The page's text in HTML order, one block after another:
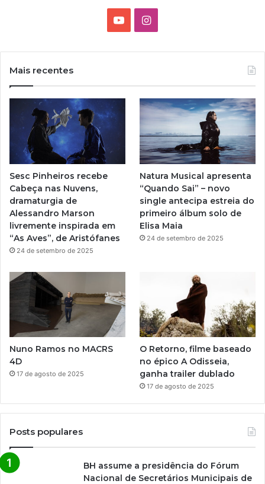
e
I
g
r
a
m
Mais recentes
Sesc Pinheiros recebe
Cabeça nas Nuvens,
dramaturgia de
Alessandro Marson
livremente inspirada em
“As Aves”, de Aristófanes
24 de setembro de 2025
Natura Musical apresenta
“Quando Sai” – novo
single antecipa estreia do
primeiro álbum solo de
Elisa Maia
24 de setembro de 2025
Nuno Ramos no MACRS
4D
17 de agosto de 2025
O Retorno, filme baseado
no épico A Odisseia,
ganha trailer dublado
17 de agosto de 2025
Posts populares
BH assume a presidência do Fórum
Nacional de Secretários Municipais de